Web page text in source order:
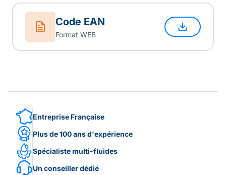
Code EAN
Format WEB
Entreprise Française
Plus de 100 ans d'expérience
Spécialiste multi-fluides
Un conseiller dédié